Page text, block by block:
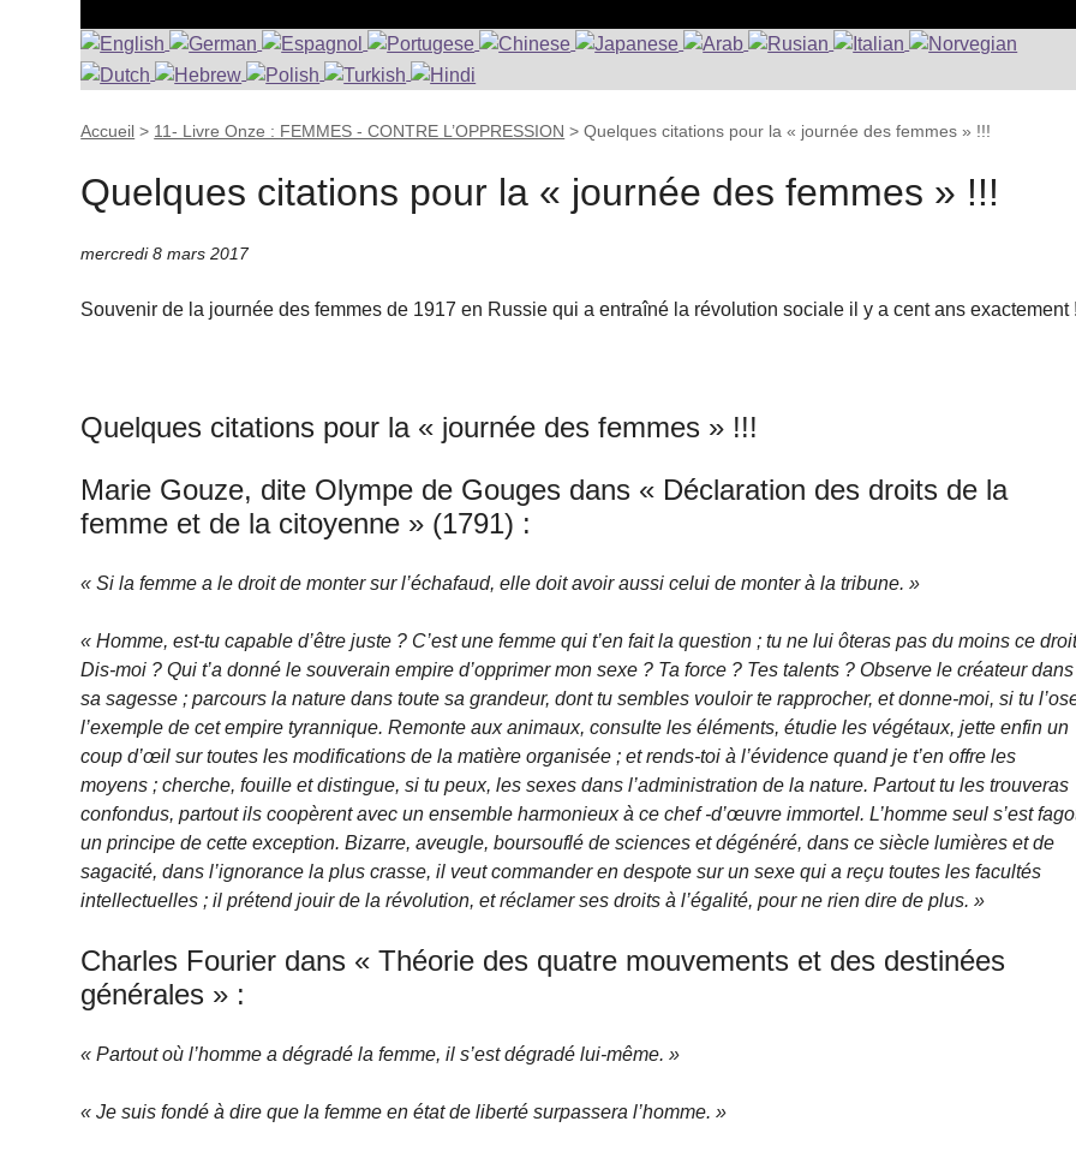
Accueil > 11- Livre Onze : FEMMES - CONTRE L’OPPRESSION >Quelques citations pour la « journée des femmes » !!!
Quelques citations pour la « journée des femmes » !!!
mercredi 8 mars 2017
Souvenir de la journée des femmes de 1917 en Russie qui a entraîné la révolution sociale il y a cent ans exactement
Quelques citations pour la « journée des femmes » !!!
Marie Gouze, dite Olympe de Gouges dans « Déclaration des droits de la
femme et de la citoyenne » (1791) :
« Si la femme a le droit de monter sur l’échafaud, elle doit avoir aussi celui de monter à la tribune. »
« Homme, est-tu capable d’être juste ? C’est une femme qui t’en fait la question ; tu ne lui ôteras pas du moins ce
Dis-moi ? Qui t’a donné le souverain empire d’opprimer mon sexe ? Ta force ? Tes talents ? Observe le créateur dans
sa sagesse ; parcours la nature dans toute sa grandeur, dont tu sembles vouloir te rapprocher, et donne-moi, si tu
l’exemple de cet empire tyrannique. Remonte aux animaux, consulte les éléments, étudie les végétaux, jette enfin un
coup d’œil sur toutes les modifications de la matière organisée ; et rends-toi à l’évidence quand je t’en offre les
moyens ; cherche, fouille et distingue, si tu peux, les sexes dans l’administration de la nature. Partout tu les trouveras
confondus, partout ils coopèrent avec un ensemble harmonieux à ce chef -d’œuvre immortel. L’homme seul s’est
un principe de cette exception. Bizarre, aveugle, boursouflé de sciences et dégénéré, dans ce siècle lumières et de
sagacité, dans l’ignorance la plus crasse, il veut commander en despote sur un sexe qui a reçu toutes les facultés
intellectuelles ; il prétend jouir de la révolution, et réclamer ses droits à l’égalité, pour ne rien dire de plus. »
Charles Fourier dans « Théorie des quatre mouvements et des destinées
générales » :
« Partout où l’homme a dégradé la femme, il s’est dégradé lui-même. »
« Je suis fondé à dire que la femme en état de liberté surpassera l’homme. »